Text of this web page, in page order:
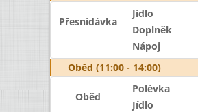
Přesnídávka
Jídlo
Doplněk
Nápoj
Oběd (11:00 - 14:00)
Oběd
Polévka
Jídlo